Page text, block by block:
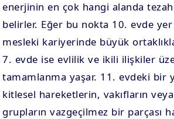
enerjinin en çok hangi alanda
belirler. Eğer bu nokta 10. evde yer
mesleki kariyerinde büyük
7. evde ise evlilik ve ikili ilişkiler
tamamlanma yaşar. 11. evdeki bir
kitlesel hareketlerin, vakıfların
grupların vazgeçilmez bir parçası